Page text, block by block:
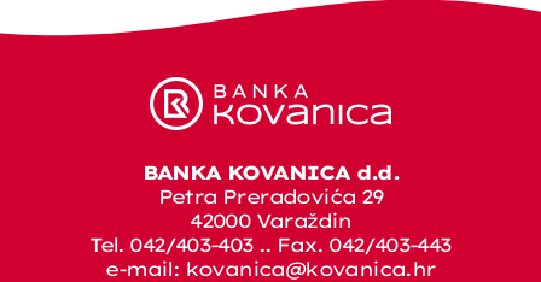
BANKA KOVANICA d.d.
Petra Preradovića 29
42000 Varaždin
Tel. 042/403-403 .. Fax. 042/403-443
e-mail: kovanica@kovanica.hr